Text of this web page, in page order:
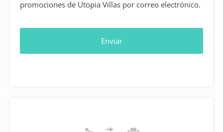
promociones de Utopia Villas por correo electrónico.
Enviar